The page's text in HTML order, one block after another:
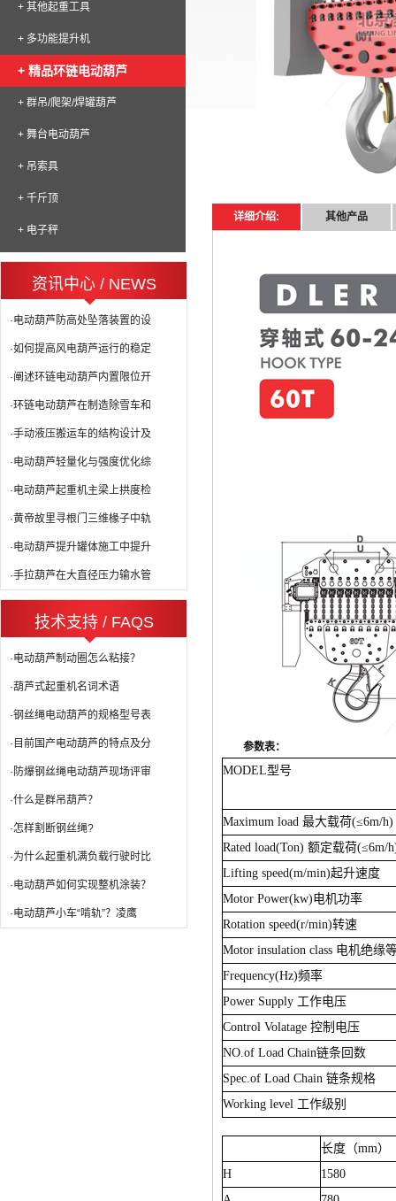
+ 其他起重工具
+ 多功能提升机
+ 精品环链电动葫芦
+ 群吊/爬架/焊罐葫芦
+ 舞台电动葫芦
+ 吊索具
+ 千斤顶
+ 电子秤
资讯中心 / NEWS
·电动葫芦防高处坠落装置的设
·如何提高风电葫芦运行的稳定
·阐述环链电动葫芦内置限位开
·环链电动葫芦在制造除雪车和
·手动液压搬运车的结构设计及
·电动葫芦轻量化与强度优化综
·电动葫芦起重机主梁上拱度检
·黄帝故里寻根门三维椽子中轨
·电动葫芦提升罐体施工中提升
·手拉葫芦在大直径压力输水管
技术支持 / FAQS
·电动葫芦制动圈怎么粘接？
·葫芦式起重机名词术语
·钢丝绳电动葫芦的规格型号表
·目前国产电动葫芦的特点及分
·防爆钢丝绳电动葫芦现场评审
·什么是群吊葫芦？
·怎样割断钢丝绳?
·为什么起重机满负载行驶时比
·电动葫芦如何实现整机涂装？
·电动葫芦小车“啃轨”？凌鹰
详细介绍: 其他产品
参数表：
MODEL型号
Maximum load 最大载荷(≤6m/h)
Rated load(Ton) 额定载荷(≤6m/
Lifting speed(m/min)起升速度
Motor Power(kw)电机功率
Rotation speed(r/min)转速
Motor insulation class 电机绝缘
Frequency(Hz)频率
Power Supply 工作电压
Control Volatage 控制电压
NO.of Load Chain链条回数
Spec.of Load Chain 链条规格
Working level 工作级别
长度（mm）
H
1580